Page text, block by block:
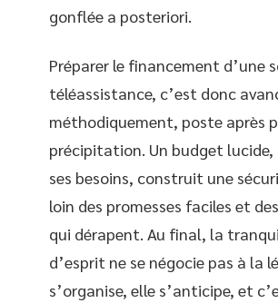
gonflée a posteriori.
Préparer le financement d’une
téléassistance, c’est donc
méthodiquement, poste après
précipitation. Un budget lucide,
ses besoins, construit une
loin des promesses faciles et
qui dérapent. Au final, la
d’esprit ne se négocie pas à la
s’organise, elle s’anticipe, et